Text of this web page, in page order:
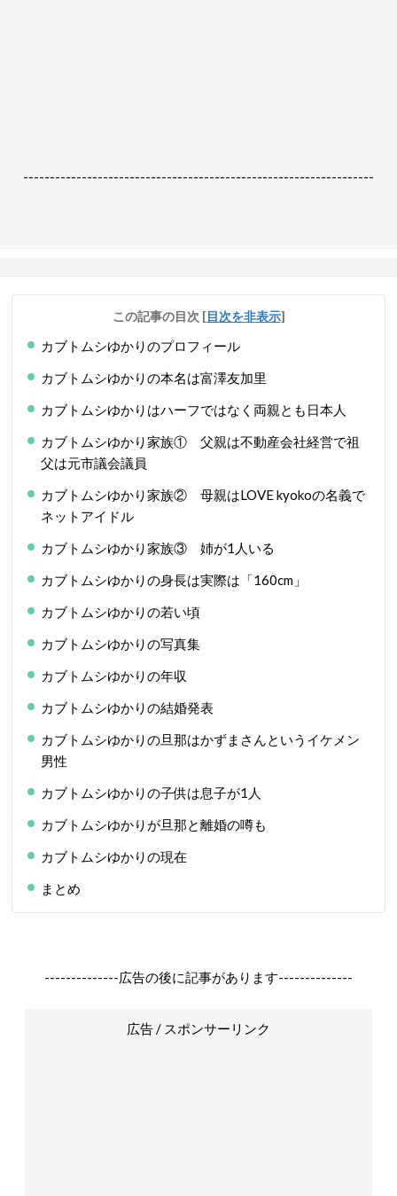
------------------------------------------------------------------
この記事の目次 [目次を非表示]
カブトムシゆかりのプロフィール
カブトムシゆかりの本名は富澤友加里
カブトムシゆかりはハーフではなく両親とも日本人
カブトムシゆかり家族① 父親は不動産会社経営で祖
父は元市議会議員
カブトムシゆかり家族② 母親はLOVE kyokoの名義で
ネットアイドル
カブトムシゆかり家族③ 姉が1人いる
カブトムシゆかりの身長は実際は「160cm」
カブトムシゆかりの若い頃
カブトムシゆかりの写真集
カブトムシゆかりの年収
カブトムシゆかりの結婚発表
カブトムシゆかりの旦那はかずまさんというイケメン
男性
カブトムシゆかりの子供は息子が1人
カブトムシゆかりが旦那と離婚の噂も
カブトムシゆかりの現在
まとめ
--------------広告の後に記事があります--------------
広告 / スポンサーリンク